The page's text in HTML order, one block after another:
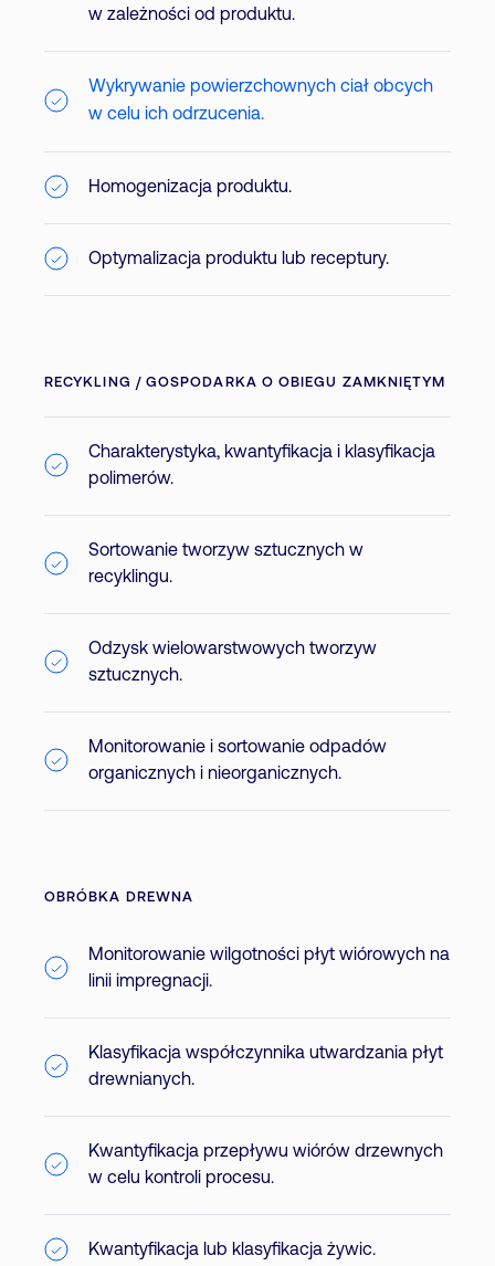
w zależności od produktu.
Wykrywanie powierzchownych ciał obcych
w celu ich odrzucenia.
Homogenizacja produktu.
Optymalizacja produktu lub receptury.
RECYKLING / GOSPODARKA O OBIEGU ZAMKNIĘTYM
Charakterystyka, kwantyfikacja i klasyfikacja
polimerów.
Sortowanie tworzyw sztucznych w
recyklingu.
Odzysk wielowarstwowych tworzyw
sztucznych.
Monitorowanie i sortowanie odpadów
organicznych i nieorganicznych.
OBRÓBKA DREWNA
Monitorowanie wilgotności płyt wiórowych na
linii impregnacji.
Klasyfikacja współczynnika utwardzania płyt
drewnianych.
Kwantyfikacja przepływu wiórów drzewnych
w celu kontroli procesu.
Kwantyfikacja lub klasyfikacja żywic.